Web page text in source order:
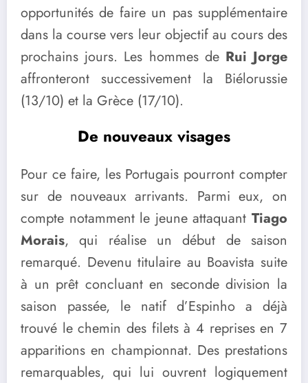
opportunités de faire un pas supplémentaire
dans la course vers leur objectif au cours des
prochains jours. Les hommes de Rui Jorge
affronteront successivement la Biélorussie
(13/10) et la Grèce (17/10).
De nouveaux visages
Pour ce faire, les Portugais pourront compter
sur de nouveaux arrivants. Parmi eux, on
compte notamment le jeune attaquant Tiago
Morais, qui réalise un début de saison
remarqué. Devenu titulaire au Boavista suite
à un prêt concluant en seconde division la
saison passée, le natif d’Espinho a déjà
trouvé le chemin des filets à 4 reprises en 7
apparitions en championnat. Des prestations
remarquables, qui lui ouvrent logiquement